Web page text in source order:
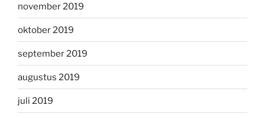
november 2019
oktober 2019
september 2019
augustus 2019
juli 2019